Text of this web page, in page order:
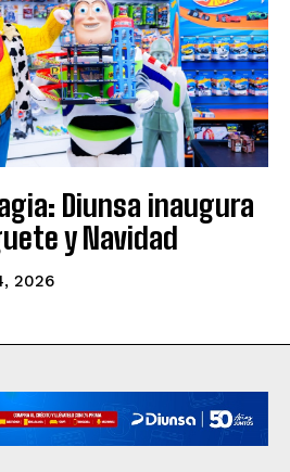
Diunsa inaugura
y Navidad
2026